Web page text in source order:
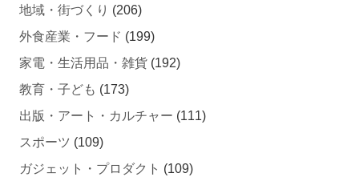
地域・街づくり (206)
外食産業・フード (199)
家電・生活用品・雑貨 (192)
教育・子ども (173)
出版・アート・カルチャー (111)
スポーツ (109)
ガジェット・プロダクト (109)